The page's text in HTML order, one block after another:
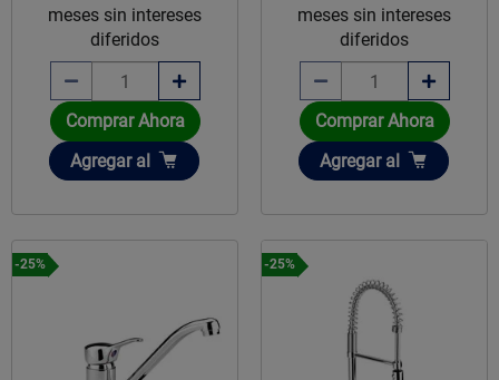
meses sin intereses
diferidos
Comprar Ahora
Añadir
Agregar al
meses sin intereses
diferidos
Comprar Ahora
Añadir
Agregar al
-25% -25%